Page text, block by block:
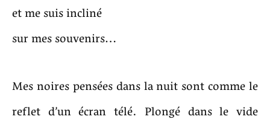
et me suis incliné
sur mes souvenirs…
Mes noires pensées dans la nuit sont comme le
reflet d’un écran télé. Plongé dans le vide